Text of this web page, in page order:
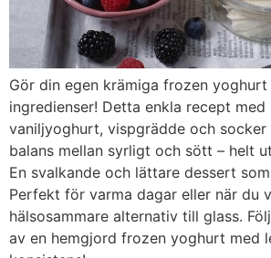
Gör din egen krämiga frozen
ingredienser! Detta enkla recept
vaniljyoghurt, vispgrädde och
balans mellan syrligt och sött – helt
En svalkande och lättare dessert
Perfekt för varma dagar eller när du
hälsosammare alternativ till glass.
av en hemgjord frozen yoghurt med